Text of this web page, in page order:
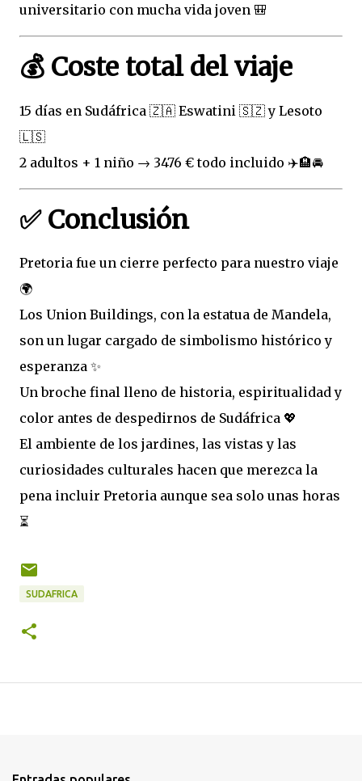
universitario con mucha vida joven 🎒
💰 Coste total del viaje
15 días en Sudáfrica 🇿🇦 Eswatini 🇸🇿 y Lesoto
🇱🇸
2 adultos + 1 niño → 3476 € todo incluido ✈️🏨🚘
✅ Conclusión
Pretoria fue un cierre perfecto para nuestro viaje
🌍
Los Union Buildings, con la estatua de Mandela,
son un lugar cargado de simbolismo histórico y
esperanza ✨
Un broche final lleno de historia, espiritualidad y
color antes de despedirnos de Sudáfrica 💖
El ambiente de los jardines, las vistas y las
curiosidades culturales hacen que merezca la
pena incluir Pretoria aunque sea solo unas horas
⏳
SUDAFRICA